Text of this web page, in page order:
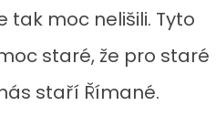
tak moc nelišili. Tyto
staré, že pro staré
staří Římané.